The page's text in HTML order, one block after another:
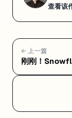
查看该
← 上一篇
刚刚！